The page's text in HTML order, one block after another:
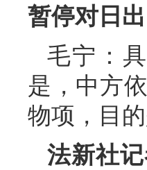
暂停对日
毛宁：
是，中方
物项，目
法新社